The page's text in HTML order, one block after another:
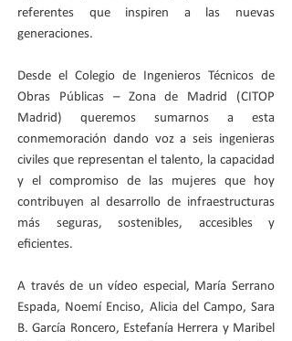
referentes que inspiren a las nuevas
generaciones.
Desde el Colegio de Ingenieros Técnicos de
Obras Públicas – Zona de Madrid (CITOP
Madrid) queremos sumarnos a esta
conmemoración dando voz a seis ingenieras
civiles que representan el talento, la capacidad
y el compromiso de las mujeres que hoy
contribuyen al desarrollo de infraestructuras
más seguras, sostenibles, accesibles y
eficientes.
A través de un vídeo especial, María Serrano
Espada, Noemí Enciso, Alicia del Campo, Sara
B. García Roncero, Estefanía Herrera y Maribel